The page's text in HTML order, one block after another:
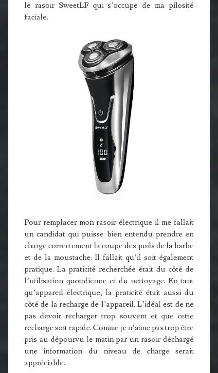
le rasoir SweetLF qui s’occupe de ma pilosité
faciale.
Pour remplacer mon rasoir électrique il me fallait
un candidat qui puisse bien entendu prendre en
charge correctement la coupe des poils de la barbe
et de la moustache. Il fallait qu’il soit également
pratique. La praticité recherchée était du côté de
l’utilisation quotidienne et du nettoyage. En tant
qu’appareil électrique, la praticité était aussi du
côté de la recharge de l’appareil. L’idéal est de ne
pas devoir recharger trop souvent et que cette
recharge soit rapide. Comme je n’aime pas trop être
pris au dépourvu le matin par un rasoir déchargé
une information du niveau de charge serait
appréciable.